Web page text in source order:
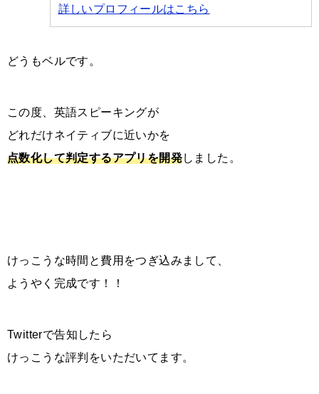
詳しいプロフィールはこちら
どうもベルです。
この度、英語スピーキングが
どれだけネイティブに近いかを
点数化して判定するアプリを開発しました。
けっこうな時間と費用をつぎ込みまして、
ようやく完成です！！
Twitterで告知したら
けっこうな評判をいただいてます。